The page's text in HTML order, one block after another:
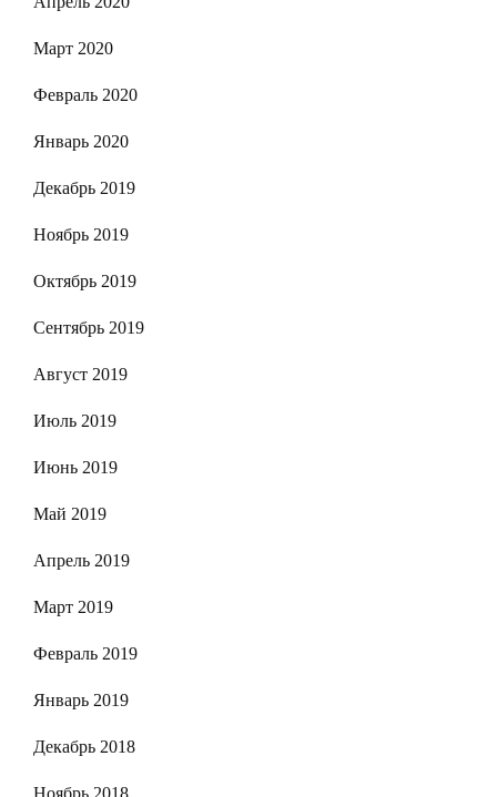
Март 2020
Февраль 2020
Январь 2020
Декабрь 2019
Ноябрь 2019
Октябрь 2019
Сентябрь 2019
Август 2019
Июль 2019
Июнь 2019
Май 2019
Апрель 2019
Март 2019
Февраль 2019
Январь 2019
Декабрь 2018
Ноябрь 2018